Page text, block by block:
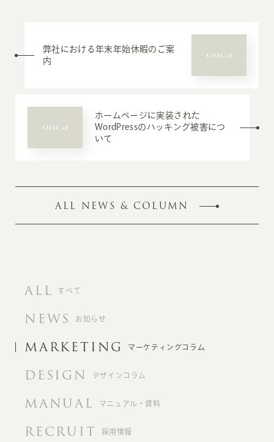
弊社における年末年始休暇のご案
内
ホームページに実装された
WordPressのハッキング被害につ
いて
ALL NEWS & COLUMN
ALL すべて
NEWS お知らせ
MARKETING マーケティングコラム
DESIGN デザインコラム
MANUAL マニュアル・資料
RECRUIT 採用情報